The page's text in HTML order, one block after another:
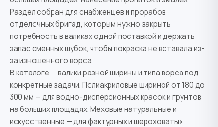
Раздел собран для снабженцев и прорабов
отделочных бригад, которым нужно закрыть
потребность в валиках одной поставкой и держать
запас сменных шубок, чтобы покраска не вставала из-
за изношенного ворса.
В каталоге — валики разной ширины и типа ворса под
конкретные задачи. Полиакриловые шириной от 180 до
300 мм — для водно-дисперсионных красок и грунтов
на больших площадях. Меховые натуральные и
искусственные — для фактурных и шероховатых